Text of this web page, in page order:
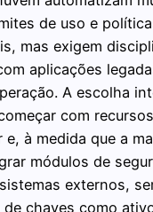
de uso e
mas exigem
aplicações
A escolha
com
à medida que a
módulos de
externos,
chaves como